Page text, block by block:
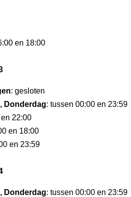
en 18:00
: gesloten
Donderdag: tussen 00:00 en 23:59
22:00
en 18:00
en 23:59
Donderdag: tussen 00:00 en 23:59